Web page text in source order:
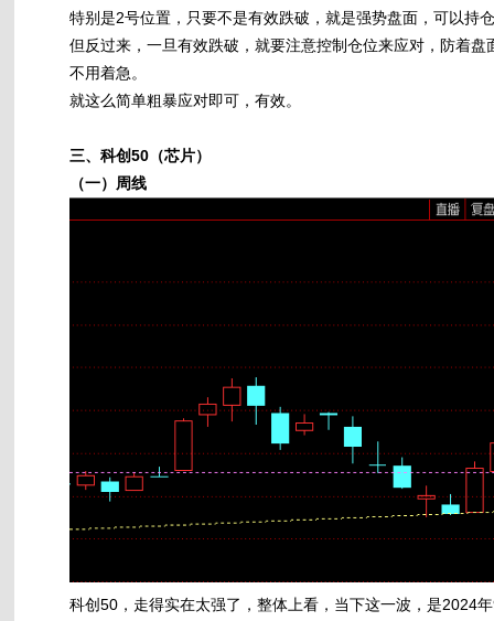
特别是2号位置，只要不是有效跌破，就是强势盘面，可以持
但反过来，一旦有效跌破，就要注意控制仓位来应对，防着
不用着急。
就这么简单粗暴应对即可，有效。
三、科创50（芯片）
（一）周线
科创50，走得实在太强了，整体上看，当下这一波，是2024